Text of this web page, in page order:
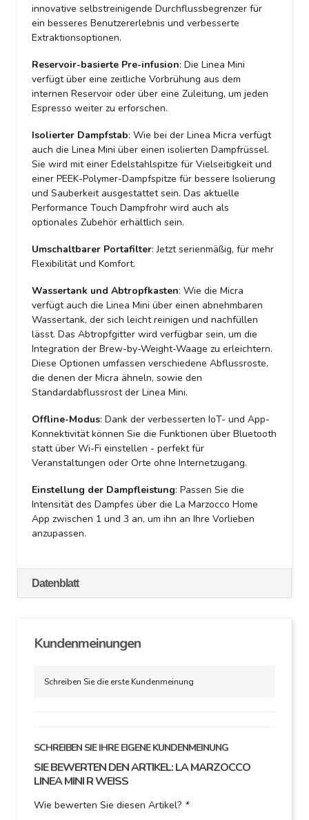
innovative selbstreinigende Durchflussbegrenzer für
ein besseres Benutzererlebnis und verbesserte
Extraktionsoptionen.
Reservoir-basierte Pre-infusion: Die Linea Mini
verfügt über eine zeitliche Vorbrühung aus dem
internen Reservoir oder über eine Zuleitung, um jeden
Espresso weiter zu erforschen.
Isolierter Dampfstab: Wie bei der Linea Micra verfügt
auch die Linea Mini über einen isolierten Dampfrüssel.
Sie wird mit einer Edelstahlspitze für Vielseitigkeit und
einer PEEK-Polymer-Dampfspitze für bessere Isolierung
und Sauberkeit ausgestattet sein. Das aktuelle
Performance Touch Dampfrohr wird auch als
optionales Zubehör erhältlich sein.
Umschaltbarer Portafilter: Jetzt serienmäßig, für mehr
Flexibilität und Komfort.
Wassertank und Abtropfkasten: Wie die Micra
verfügt auch die Linea Mini über einen abnehmbaren
Wassertank, der sich leicht reinigen und nachfüllen
lässt. Das Abtropfgitter wird verfügbar sein, um die
Integration der Brew-by-Weight-Waage zu erleichtern.
Diese Optionen umfassen verschiedene Abflussroste,
die denen der Micra ähneln, sowie den
Standardabflussrost der Linea Mini.
Offline-Modus: Dank der verbesserten IoT- und App-
Konnektivität können Sie die Funktionen über Bluetooth
statt über Wi-Fi einstellen - perfekt für
Veranstaltungen oder Orte ohne Internetzugang.
Einstellung der Dampfleistung: Passen Sie die
Intensität des Dampfes über die La Marzocco Home
App zwischen 1 und 3 an, um ihn an Ihre Vorlieben
anzupassen.
Datenblatt
Kundenmeinungen
Schreiben Sie die erste Kundenmeinung
SCHREIBEN SIE IHRE EIGENE KUNDENMEINUNG
SIE BEWERTEN DEN ARTIKEL:LA MARZOCCO
LINEA MINI R WEISS
Wie bewerten Sie diesen Artikel? *